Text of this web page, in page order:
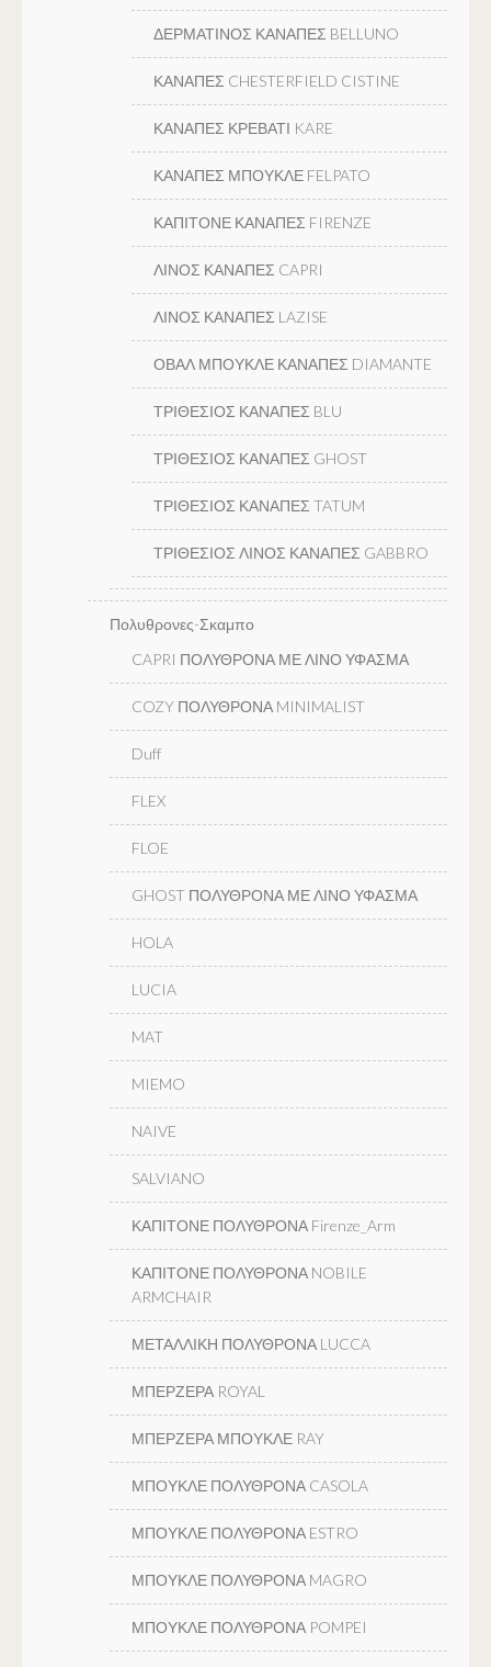
ΔΕΡΜΑΤΙΝΟΣ ΚΑΝΑΠΕΣ BELLUNO
ΚΑΝΑΠΕΣ CHESTERFIELD CISTINE
ΚΑΝΑΠΕΣ ΚΡΕΒΑΤΙ KARE
ΚΑΝΑΠΕΣ ΜΠΟΥΚΛΕ FELPATO
ΚΑΠΙΤΟΝΕ ΚΑΝΑΠΕΣ FIRENZE
ΛΙΝΟΣ ΚΑΝΑΠΕΣ CAPRI
ΛΙΝΟΣ ΚΑΝΑΠΕΣ LAZISE
ΟΒΑΛ ΜΠΟΥΚΛΕ ΚΑΝΑΠΕΣ DIAMANTE
ΤΡΙΘΕΣΙΟΣ ΚΑΝΑΠΕΣ BLU
ΤΡΙΘΕΣΙΟΣ ΚΑΝΑΠΕΣ GHOST
ΤΡΙΘΕΣΙΟΣ ΚΑΝΑΠΕΣ TATUM
ΤΡΙΘΕΣΙΟΣ ΛΙΝΟΣ ΚΑΝΑΠΕΣ GABBRO
Πολυθρονες-Σκαμπο
CAPRI ΠΟΛΥΘΡΟΝΑ ΜΕ ΛΙΝΟ ΥΦΑΣΜΑ
COZY ΠΟΛΥΘΡΟΝΑ MINIMALIST
Duff
FLEX
FLOE
GHOST ΠΟΛΥΘΡΟΝΑ ΜΕ ΛΙΝΟ ΥΦΑΣΜΑ
HOLA
LUCIA
MAT
MIEMO
NAIVE
SALVIANO
ΚΑΠΙΤΟΝΕ ΠΟΛΥΘΡΟΝΑ Firenze_Arm
ΚΑΠΙΤΟΝΕ ΠΟΛΥΘΡΟΝΑ NOBILE
ARMCHAIR
ΜΕΤΑΛΛΙΚΗ ΠΟΛΥΘΡΟΝΑ LUCCA
ΜΠΕΡΖΕΡΑ ROYAL
ΜΠΕΡΖΕΡΑ ΜΠΟΥΚΛΕ RAY
ΜΠΟΥΚΛΕ ΠΟΛΥΘΡΟΝΑ CASOLA
ΜΠΟΥΚΛΕ ΠΟΛΥΘΡΟΝΑ ESTRO
ΜΠΟΥΚΛΕ ΠΟΛΥΘΡΟΝΑ MAGRO
ΜΠΟΥΚΛΕ ΠΟΛΥΘΡΟΝΑ POMPEI